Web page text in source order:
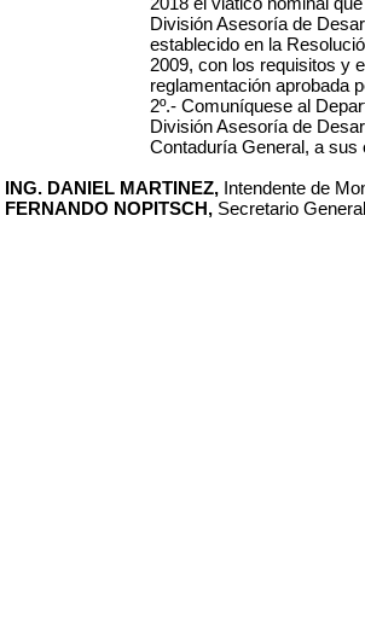
División Asesoría de
establecido en la
2009, con los requisitos y
reglamentación aprobada
2º.- Comuníquese al
División Asesoría de
Contaduría General, a sus
ING. DANIEL MARTINEZ, Intendente de
FERNANDO NOPITSCH, Secretario